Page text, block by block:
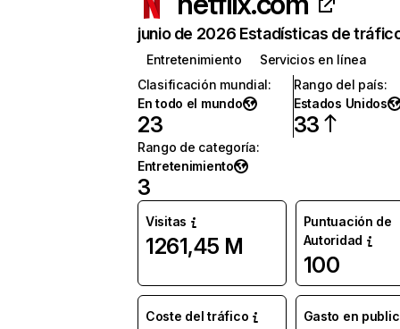
junio de 2026 Estadísticas de
Entretenimiento
Servicios en línea
Clasificación mundial:
En todo el mundo
23
Rango del país:
Estados Unidos
33
Rango de categoría:
Entretenimiento
3
Visitas
1261,45 M
Puntuación de
Autoridad
100
Coste del tráfico Gasto en